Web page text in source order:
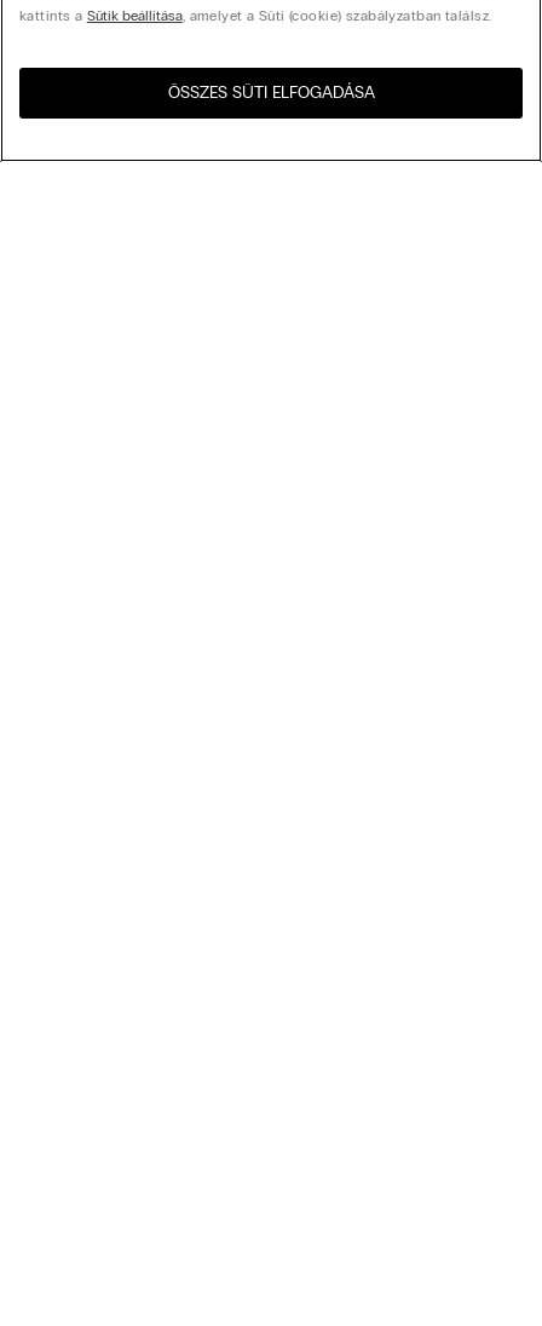
United States
kattints a Sütik beállítása, amelyet a Süti (cookie) szabályzatban találsz.
ÖSSZES SÜTI ELFOGADÁSA